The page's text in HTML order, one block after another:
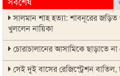
সালমান শাহ হত্যা: শাবনূরের জড়িত
খুললেন নায়িকা
চোরাচালানের আসামিকে ছাড়াতে
সেই দুই বাসের রেজিস্ট্রেশন